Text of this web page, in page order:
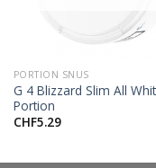
PORTION SNUS
G 4 Blizzard Slim All
Portion
CHF5.29